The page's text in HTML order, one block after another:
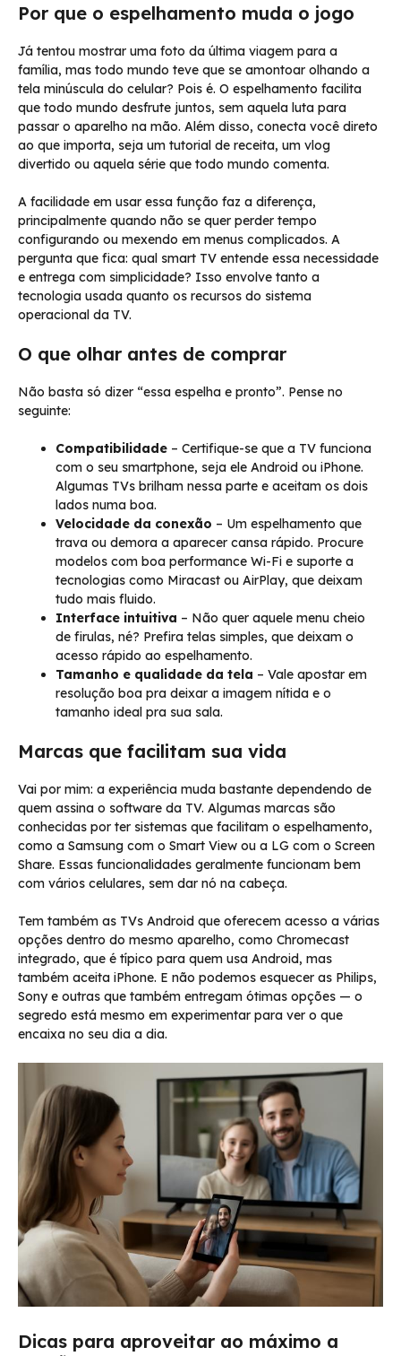
Por que o espelhamento muda o jogo
Já tentou mostrar uma foto da última viagem para a
família, mas todo mundo teve que se amontoar olhando a
tela minúscula do celular? Pois é. O espelhamento facilita
que todo mundo desfrute juntos, sem aquela luta para
passar o aparelho na mão. Além disso, conecta você direto
ao que importa, seja um tutorial de receita, um vlog
divertido ou aquela série que todo mundo comenta.
A facilidade em usar essa função faz a diferença,
principalmente quando não se quer perder tempo
configurando ou mexendo em menus complicados. A
pergunta que fica: qual smart TV entende essa necessidade
e entrega com simplicidade? Isso envolve tanto a
tecnologia usada quanto os recursos do sistema
operacional da TV.
O que olhar antes de comprar
Não basta só dizer “essa espelha e pronto”. Pense no
seguinte:
Compatibilidade – Certifique-se que a TV funciona
com o seu smartphone, seja ele Android ou iPhone.
Algumas TVs brilham nessa parte e aceitam os dois
lados numa boa.
Velocidade da conexão – Um espelhamento que
trava ou demora a aparecer cansa rápido. Procure
modelos com boa performance Wi-Fi e suporte a
tecnologias como Miracast ou AirPlay, que deixam
tudo mais fluido.
Interface intuitiva – Não quer aquele menu cheio
de firulas, né? Prefira telas simples, que deixam o
acesso rápido ao espelhamento.
Tamanho e qualidade da tela – Vale apostar em
resolução boa pra deixar a imagem nítida e o
tamanho ideal pra sua sala.
Marcas que facilitam sua vida
Vai por mim: a experiência muda bastante dependendo de
quem assina o software da TV. Algumas marcas são
conhecidas por ter sistemas que facilitam o espelhamento,
como a Samsung com o Smart View ou a LG com o Screen
Share. Essas funcionalidades geralmente funcionam bem
com vários celulares, sem dar nó na cabeça.
Tem também as TVs Android que oferecem acesso a várias
opções dentro do mesmo aparelho, como Chromecast
integrado, que é típico para quem usa Android, mas
também aceita iPhone. E não podemos esquecer as Philips,
Sony e outras que também entregam ótimas opções — o
segredo está mesmo em experimentar para ver o que
encaixa no seu dia a dia.
Dicas para aproveitar ao máximo a